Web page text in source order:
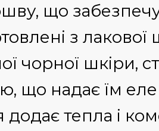
що
з лакової
чорної шкіри,
що надає їм
додає тепла і